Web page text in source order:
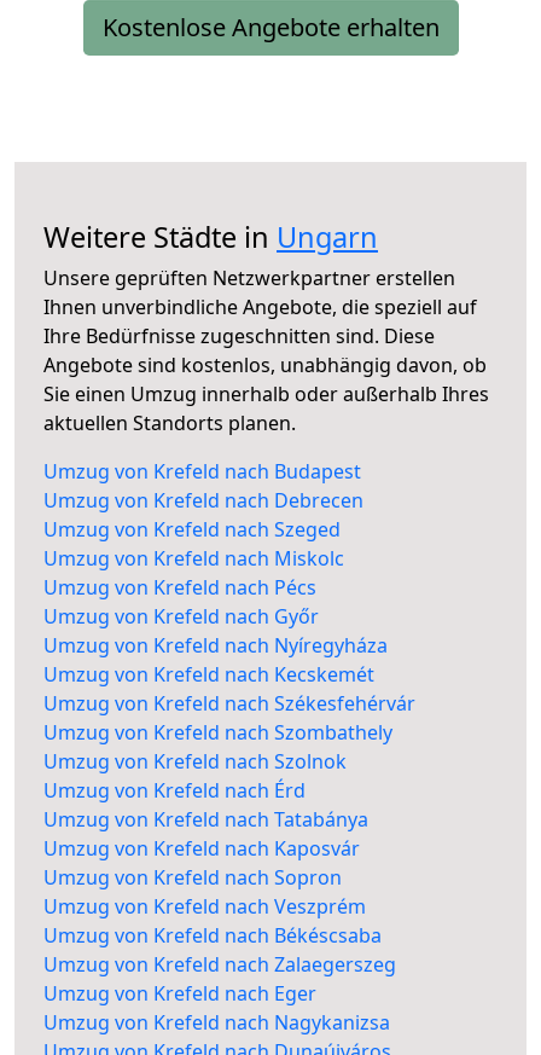
Kostenlose Angebote erhalten
Weitere Städte in Ungarn
Unsere geprüften Netzwerkpartner erstellen
Ihnen unverbindliche Angebote, die speziell auf
Ihre Bedürfnisse zugeschnitten sind. Diese
Angebote sind kostenlos, unabhängig davon, ob
Sie einen Umzug innerhalb oder außerhalb Ihres
aktuellen Standorts planen.
Umzug von Krefeld nach Budapest
Umzug von Krefeld nach Debrecen
Umzug von Krefeld nach Szeged
Umzug von Krefeld nach Miskolc
Umzug von Krefeld nach Pécs
Umzug von Krefeld nach Győr
Umzug von Krefeld nach Nyíregyháza
Umzug von Krefeld nach Kecskemét
Umzug von Krefeld nach Székesfehérvár
Umzug von Krefeld nach Szombathely
Umzug von Krefeld nach Szolnok
Umzug von Krefeld nach Érd
Umzug von Krefeld nach Tatabánya
Umzug von Krefeld nach Kaposvár
Umzug von Krefeld nach Sopron
Umzug von Krefeld nach Veszprém
Umzug von Krefeld nach Békéscsaba
Umzug von Krefeld nach Zalaegerszeg
Umzug von Krefeld nach Eger
Umzug von Krefeld nach Nagykanizsa